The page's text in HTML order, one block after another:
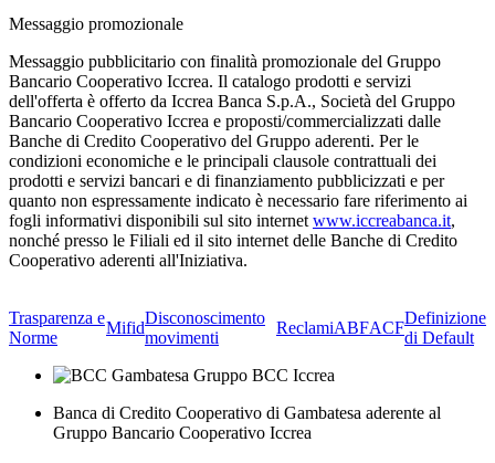
Messaggio promozionale
Messaggio pubblicitario con finalità promozionale del Gruppo
Bancario Cooperativo Iccrea. Il catalogo prodotti e servizi
dell'offerta è offerto da Iccrea Banca S.p.A., Società del Gruppo
Bancario Cooperativo Iccrea e proposti/commercializzati dalle
Banche di Credito Cooperativo del Gruppo aderenti. Per le
condizioni economiche e le principali clausole contrattuali dei
prodotti e servizi bancari e di finanziamento pubblicizzati e per
quanto non espressamente indicato è necessario fare riferimento ai
fogli informativi disponibili sul sito internet www.iccreabanca.it,
nonché presso le Filiali ed il sito internet delle Banche di Credito
Cooperativo aderenti all'Iniziativa.
Trasparenza e
Norme
Mifid
Disconoscimento
movimenti
ReclamiABFACF
Definizione
di Default
Banca di Credito Cooperativo di Gambatesa aderente al
Gruppo Bancario Cooperativo Iccrea